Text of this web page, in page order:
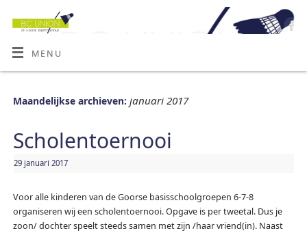
MENU
Maandelijkse archieven: januari 2017
Scholentoernooi
29 januari 2017
Voor alle kinderen van de Goorse basisschoolgroepen 6-7-8
organiseren wij een scholentoernooi. Opgave is per tweetal. Dus je
zoon/ dochter speelt steeds samen met zijn /haar vriend(in). Naast